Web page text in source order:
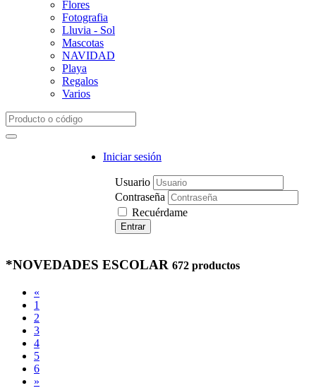
Flores
Fotografia
Lluvia - Sol
Mascotas
NAVIDAD
Playa
Regalos
Varios
Iniciar sesión
Usuario
Contraseña
Recuérdame
Entrar
*NOVEDADES ESCOLAR 672 productos
«
1
2
3
4
5
6
»